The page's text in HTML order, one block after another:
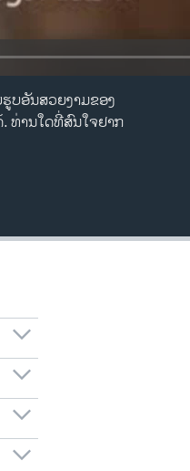
ບ​ອັນ​ສວຍ​ງາມ​ຂອງ
ທ່ານ​ໃ​ດທີ່​ສົນ​ໃຈ​ຢາກ​